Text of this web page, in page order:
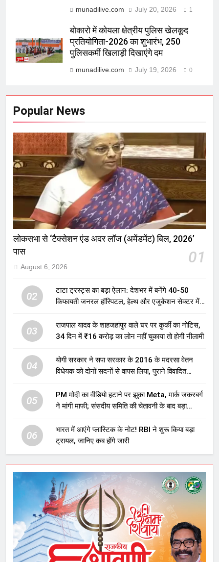
munadilive.com July 20, 2026 1
बोकारो में कोयला क्षेत्रीय पुलिस खेलकूद
प्रतियोगिता-2026 का शुभारंभ, 250
पुलिसकर्मी खिलाड़ी दिखाएंगे दम
munadilive.com July 19, 2026 0
Popular News
लोकसभा से ‘टैक्सेशन एंड अदर लॉज (अमेंडमेंट) बिल, 2026’
पास
01
August 6, 2026
02
टाटा ट्रस्ट्स का बड़ा ऐलान: देशभर में बनेंगे 40-50
किफायती जनरल हॉस्पिटल, हेल्थ और एजुकेशन सेक्टर में
03
राजपाल यादव के शाहजहांपुर वाले घर पर कुर्की का नोटिस,
34 दिन में ₹16 करोड़ का लोन नहीं चुकाया तो होगी नीलामी
04
योगी सरकार ने सपा सरकार के 2016 के मदरसा वेतन
विधेयक को दोनों सदनों से वापस लिया, पुराने विवादित
05
PM मोदी का वीडियो हटाने पर झुका Meta, मार्क जकरबर्ग
ने मांगी माफी; संसदीय समिति की चेतावनी के बाद बड़ा
06
भारत में आएंगे प्लास्टिक के नोट! RBI ने शुरू किया बड़ा
ट्रायल, जानिए कब होंगे जारी